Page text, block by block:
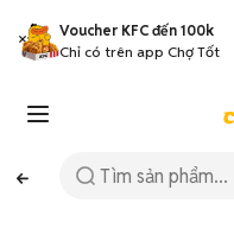
Voucher KFC đến 100k
Chỉ có trên app Chợ Tốt